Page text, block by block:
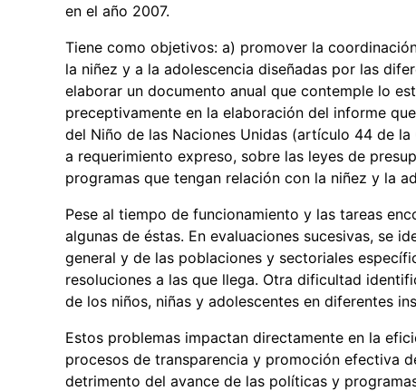
en el año 2007.
Tiene como objetivos: a) promover la
la niñez y a la adolescencia diseñadas por las
elaborar un documento anual que contemple lo
preceptivamente en la elaboración del informe
del Niño de las Naciones Unidas (artículo 44 de
a requerimiento expreso, sobre las leyes de
programas que tengan relación con la niñez y la
Pese al tiempo de funcionamiento y las tareas
algunas de éstas. En evaluaciones sucesivas, se
general y de las poblaciones y sectoriales
resoluciones a las que llega. Otra dificultad
de los niños, niñas y adolescentes en diferentes
Estos problemas impactan directamente en la
procesos de transparencia y promoción efectiva
detrimento del avance de las políticas y